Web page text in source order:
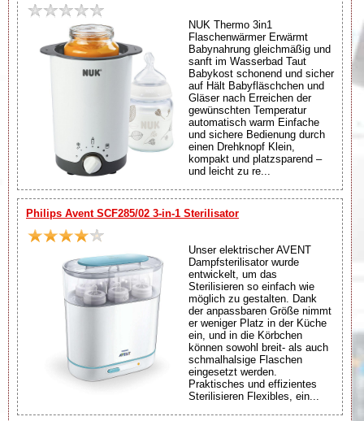
NUK Thermo 3in1
Flaschenwärmer Erwärmt
Babynahrung gleichmäßig und
sanft im Wasserbad Taut
Babykost schonend und sicher
auf Hält Babyfläschchen und
Gläser nach Erreichen der
gewünschten Temperatur
automatisch warm Einfache
und sichere Bedienung durch
einen Drehknopf Klein,
kompakt und platzsparend –
und leicht zu re...
Philips Avent SCF285/02 3-in-1 Sterilisator
Unser elektrischer AVENT
Dampfsterilisator wurde
entwickelt, um das
Sterilisieren so einfach wie
möglich zu gestalten. Dank
der anpassbaren Größe nimmt
er weniger Platz in der Küche
ein, und in die Körbchen
können sowohl breit- als auch
schmalhalsige Flaschen
eingesetzt werden.
Praktisches und effizientes
Sterilisieren Flexibles, ein...